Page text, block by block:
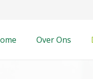
Over Ons